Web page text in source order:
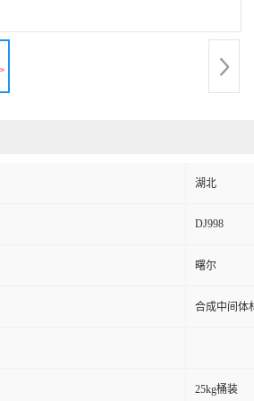
湖北
DJ998
曙尔
合成中间体
25kg桶装